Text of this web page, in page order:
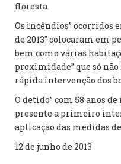
floresta.
Os incêndios” ocorridos
de 2013″ colocaram em
bem como várias
proximidade” que só
rápida intervenção dos
O detido” com 58 anos
presente a primeiro
aplicação das medidas
12 de junho de 2013